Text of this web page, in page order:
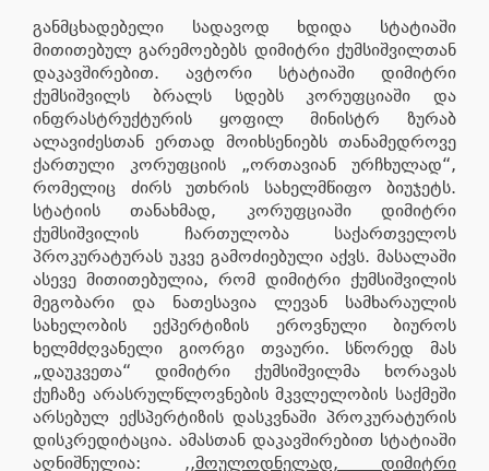
განმცხადებელი სადავოდ ხდიდა სტატიაში
მითითებულ გარემოებებს დიმიტრი ქუმსიშვილთან
დაკავშირებით. ავტორი სტატიაში დიმიტრი
ქუმსიშვილს ბრალს სდებს კორუფციაში და
ინფრასტრუქტურის ყოფილ მინისტრ ზურაბ
ალავიძესთან ერთად მოიხსენიებს თანამედროვე
ქართული კორუფციის „ორთავიან ურჩხულად“,
რომელიც ძირს უთხრის სახელმწიფო ბიუჯეტს.
სტატიის თანახმად, კორუფციაში დიმიტრი
ქუმსიშვილის ჩართულობა საქართველოს
პროკურატურას უკვე გამოძიებული აქვს. მასალაში
ასევე მითითებულია, რომ დიმიტრი ქუმსიშვილის
მეგობარი და ნათესავია ლევან სამხარაულის
სახელობის ექპერტიზის ეროვნული ბიუროს
ხელმძღვანელი გიორგი თვაური. სწორედ მას
„დაუკვეთა“ დიმიტრი ქუმსიშვილმა ხორავას
ქუჩაზე არასრულწლოვნების მკვლელობის საქმეში
არსებულ ექსპერტიზის დასკვნაში პროკურატურის
დისკრედიტაცია. ამასთან დაკავშირებით სტატიაში
აღნიშნულია: ,,მოულოდნელად, დიმიტრი